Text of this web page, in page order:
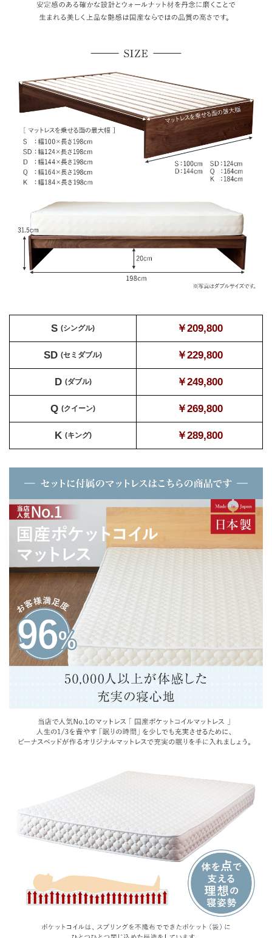
S (シングル) ￥209,800
SD (セミダブル) ￥229,800
D (ダブル) ￥249,800
Q (クイーン) ￥269,800
K (キング) ￥289,800